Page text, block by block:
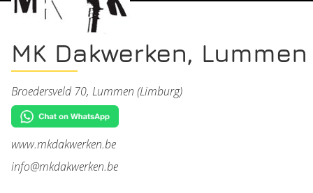
MK Dakwerken, Lummen
Broedersveld 70, Lummen (Limburg)
www.mkdakwerken.be
info@mkdakwerken.be